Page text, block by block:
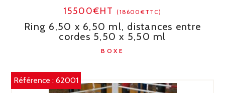
15500€HT(18600€TTC)
Ring 6,50 x 6,50 ml, distances entre
cordes 5,50 x 5,50 ml
BOXE
Référence :62001